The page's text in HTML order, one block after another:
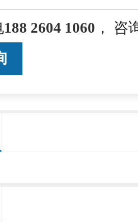
188 2604 1060 ， 咨